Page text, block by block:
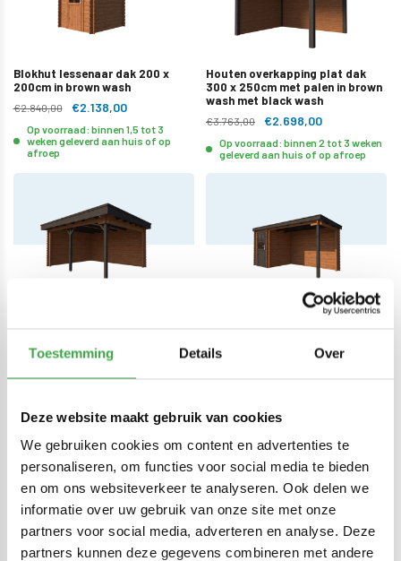
Toestemming Details Over
Deze website maakt gebruik van cookies
We gebruiken cookies om content en advertenties te
personaliseren, om functies voor social media te bieden
en om ons websiteverkeer te analyseren. Ook delen we
informatie over uw gebruik van onze site met onze
partners voor social media, adverteren en analyse. Deze
partners kunnen deze gegevens combineren met andere
Blokhut lessenaar dak 200 x
200cm in brown wash
€2.840,00 €2.138,00
Op voorraad: binnen 1,5 tot 3
weken geleverd aan huis of op
afroep
Houten overkapping plat dak
300 x 250cm met palen in brown
wash met black wash
€3.763,00 €2.698,00
Op voorraad: binnen 2 tot 3 weken
geleverd aan huis of op afroep
black wash
afroep
300cm in brown wash met black
wash
weken geleverd aan huis of op